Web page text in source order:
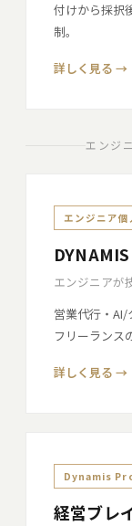
付けから採択
制。
詳しく見る →
エンジ
エンジニア個
DYNAMIS
エンジニアが
営業代行・AI/
フリーランス
詳しく見る →
Dynamis
経営ブレ